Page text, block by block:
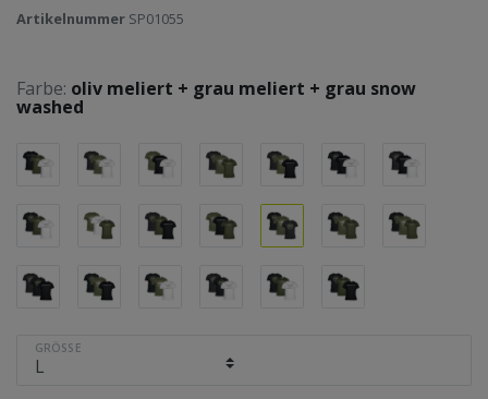
Artikelnummer SP01055
Farbe: oliv meliert + grau meliert + grau snow
washed
GRÖSSE